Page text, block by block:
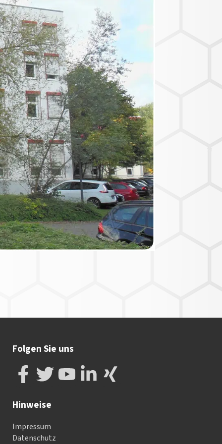
Folgen Sie uns
Hinweise
Impressum
Datenschutz